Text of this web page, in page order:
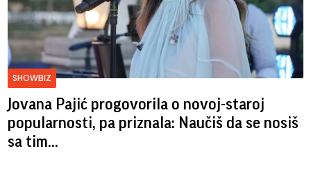
SHOWBIZ
Jovana Pajić progovorila o novoj-staroj
popularnosti, pa priznala: Naučiš da se nosiš
sa tim...